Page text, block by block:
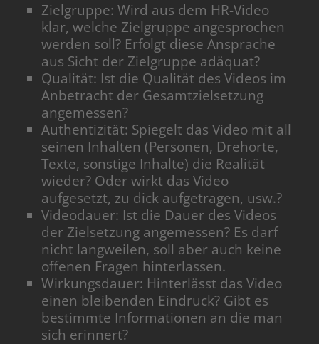
Zielgruppe: Wird aus dem HR-Video
klar, welche Zielgruppe angesprochen
werden soll? Erfolgt diese Ansprache
aus Sicht der Zielgruppe adäquat?
Qualität: Ist die Qualität des Videos im
Anbetracht der Gesamtzielsetzung
angemessen?
Authentizität: Spiegelt das Video mit all
seinen Inhalten (Personen, Drehorte,
Texte, sonstige Inhalte) die Realität
wieder? Oder wirkt das Video
aufgesetzt, zu dick aufgetragen, usw.?
Videodauer: Ist die Dauer des Videos
der Zielsetzung angemessen? Es darf
nicht langweilen, soll aber auch keine
offenen Fragen hinterlassen.
Wirkungsdauer: Hinterlässt das Video
einen bleibenden Eindruck? Gibt es
bestimmte Informationen an die man
sich erinnert?